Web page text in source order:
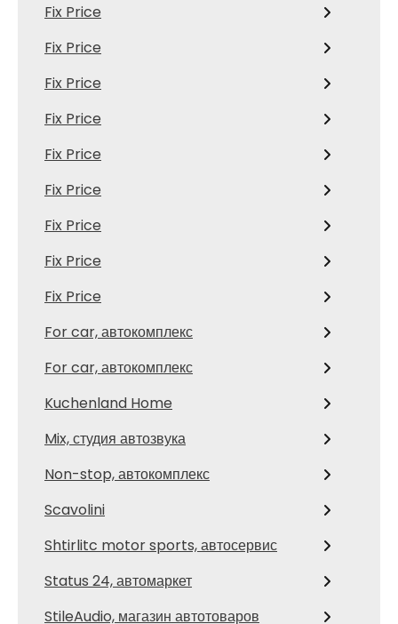
Fix Price
Fix Price
Fix Price
Fix Price
Fix Price
Fix Price
Fix Price
Fix Price
Fix Price
For car, автокомплекс
For car, автокомплекс
Kuchenland Home
Mix, студия автозвука
Non-stop, автокомплекс
Scavolini
Shtirlitc motor sports, автосервис
Status 24, автомаркет
StileAudio, магазин автотоваров